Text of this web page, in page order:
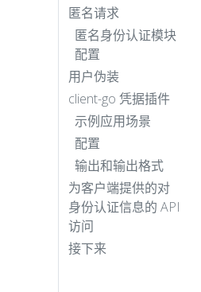
匿名请求
匿名身份认证模块
配置
用户伪装
client-go 凭据插件
示例应用场景
配置
输出和输出格式
为客户端提供的对
身份认证信息的 API
访问
接下来